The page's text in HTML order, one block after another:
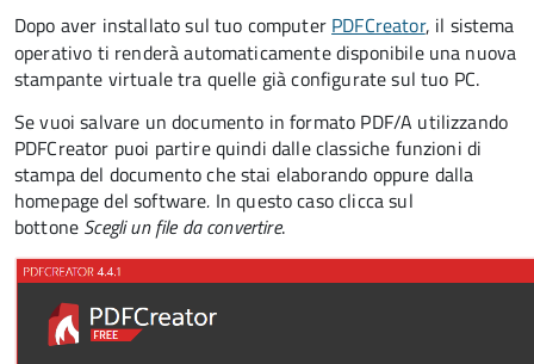
Dopo aver installato sul tuo computer PDFCreator, il sistema
operativo ti renderà automaticamente disponibile una nuova
stampante virtuale tra quelle già configurate sul tuo PC.
Se vuoi salvare un documento in formato PDF/A utilizzando
PDFCreator puoi partire quindi dalle classiche funzioni di
stampa del documento che stai elaborando oppure dalla
homepage del software. In questo caso clicca sul
bottone Scegli un file da convertire.